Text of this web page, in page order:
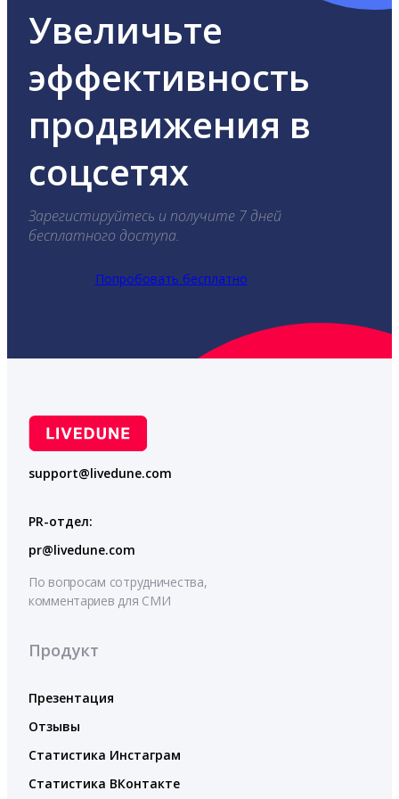
Увеличьте
эффективность
продвижения в
соцсетях
Зарегистируйтесь и получите 7 дней
бесплатного доступа.
Попробовать бесплатно
support@livedune.com
PR-отдел:
pr@livedune.com
По вопросам сотрудничества,
комментариев для СМИ
Продукт
Презентация
Отзывы
Статистика Инстаграм
Статистика ВКонтакте